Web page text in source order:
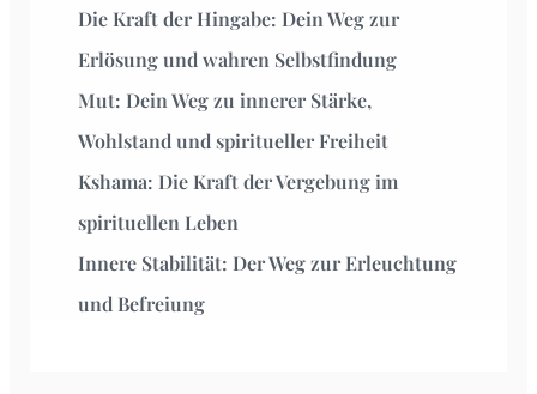
Die Kraft der Hingabe: Dein Weg zur
Erlösung und wahren Selbstfindung
Mut: Dein Weg zu innerer Stärke,
Wohlstand und spiritueller Freiheit
Kshama: Die Kraft der Vergebung im
spirituellen Leben
Innere Stabilität: Der Weg zur Erleuchtung
und Befreiung